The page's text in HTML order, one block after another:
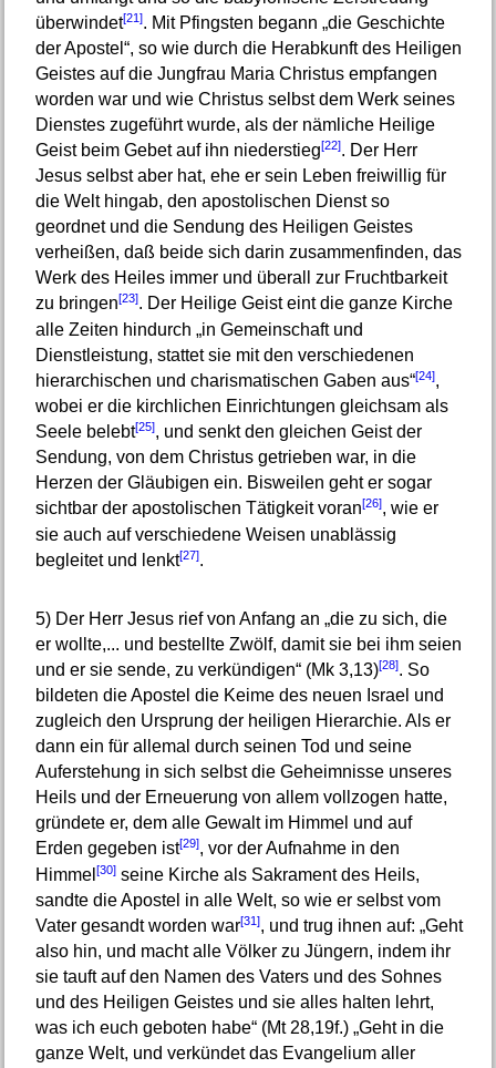
überwindet[21]. Mit Pfingsten begann „die Geschichte
der Apostel“, so wie durch die Herabkunft des Heiligen
Geistes auf die Jungfrau Maria Christus empfangen
worden war und wie Christus selbst dem Werk seines
Dienstes zugeführt wurde, als der nämliche Heilige
Geist beim Gebet auf ihn niederstieg[22]. Der Herr
Jesus selbst aber hat, ehe er sein Leben freiwillig für
die Welt hingab, den apostolischen Dienst so
geordnet und die Sendung des Heiligen Geistes
verheißen, daß beide sich darin zusammenfinden, das
Werk des Heiles immer und überall zur Fruchtbarkeit
zu bringen[23]. Der Heilige Geist eint die ganze Kirche
alle Zeiten hindurch „in Gemeinschaft und
Dienstleistung, stattet sie mit den verschiedenen
hierarchischen und charismatischen Gaben aus“[24],
wobei er die kirchlichen Einrichtungen gleichsam als
Seele belebt[25], und senkt den gleichen Geist der
Sendung, von dem Christus getrieben war, in die
Herzen der Gläubigen ein. Bisweilen geht er sogar
sichtbar der apostolischen Tätigkeit voran[26], wie er
sie auch auf verschiedene Weisen unablässig
begleitet und lenkt[27].
5)Der Herr Jesus rief von Anfang an „die zu sich, die
er wollte,... und bestellte Zwölf, damit sie bei ihm seien
und er sie sende, zu verkündigen“ (Mk 3,13)[28]. So
bildeten die Apostel die Keime des neuen Israel und
zugleich den Ursprung der heiligen Hierarchie. Als er
dann ein für allemal durch seinen Tod und seine
Auferstehung in sich selbst die Geheimnisse unseres
Heils und der Erneuerung von allem vollzogen hatte,
gründete er, dem alle Gewalt im Himmel und auf
Erden gegeben ist[29], vor der Aufnahme in den
Himmel [30]seine Kirche als Sakrament des Heils,
sandte die Apostel in alle Welt, so wie er selbst vom
Vater gesandt worden war[31], und trug ihnen auf: „Geht
also hin, und macht alle Völker zu Jüngern, indem ihr
sie tauft auf den Namen des Vaters und des Sohnes
und des Heiligen Geistes und sie alles halten lehrt,
was ich euch geboten habe“ (Mt 28,19f.) „Geht in die
ganze Welt, und verkündet das Evangelium aller